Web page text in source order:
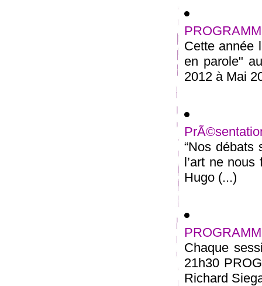
Cette année
en parole"
2012 à Mai
“Nos débats
l’art ne nous
Hugo (...)
Chaque
21h30
Richard